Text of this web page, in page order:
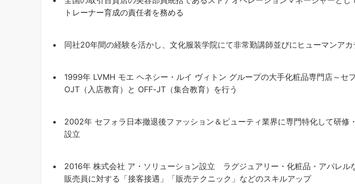
トレーナー育成の責任者を務める
同社20年間の経験を活かし、文化服装学院にて非常勤講師並びにヒューマンア
1999年 LVMH モエ ヘネシー・ルイ ヴィトン グループの大手化粧品専門店～セ
OJT（入店教育）と OFF-JT（集合教育）を行う
2002年 セフォラ日本撤退後ファッション＆ビューティ業界に専門特化して研
設立
2016年 株式会社 ア・ソリューション設立 ラグジュアリー・化粧品・アパレル
販売員に対する「接客接遇」「販売テクニック」などのスキルアップ